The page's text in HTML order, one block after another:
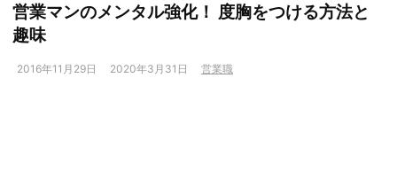
営業マンのメンタル強化！ 度胸をつける方法と
趣味
2016年11月29日 2020年3月31日 営業職